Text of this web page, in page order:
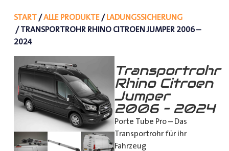
START/ALLE PRODUKTE/LADUNGSSICHERUNG
/ TRANSPORTROHR RHINO CITROEN JUMPER 2006 –
2024
Transportrohr
Rhino Citroen
Jumper
2006 – 2024
Porte Tube Pro – Das
Transportrohr für ihr
Fahrzeug